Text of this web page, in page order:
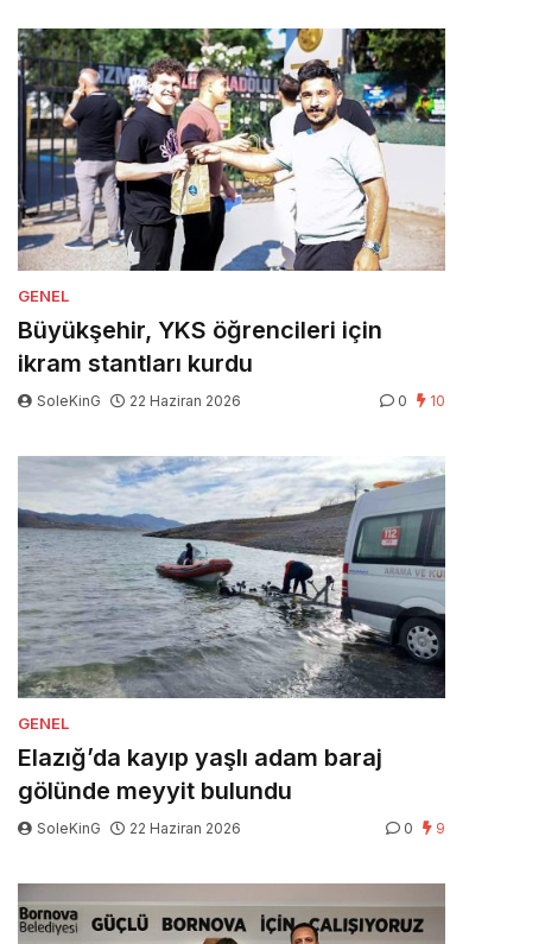
GENEL
Büyükşehir, YKS öğrencileri için
ikram stantları kurdu
SoleKinG 22 Haziran 2026 0 10
GENEL
Elazığ’da kayıp yaşlı adam baraj
gölünde meyyit bulundu
SoleKinG 22 Haziran 2026 0 9